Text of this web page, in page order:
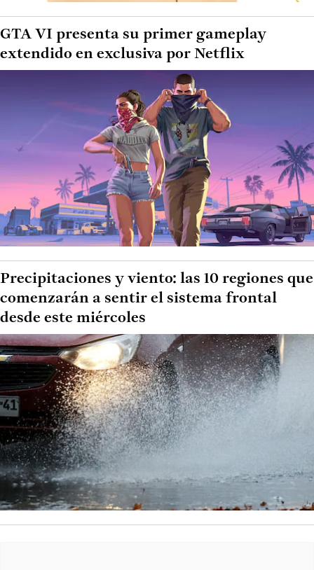
GTA VI presenta su primer gameplay
extendido en exclusiva por Netflix
Precipitaciones y viento: las 10 regiones que
comenzarán a sentir el sistema frontal
desde este miércoles